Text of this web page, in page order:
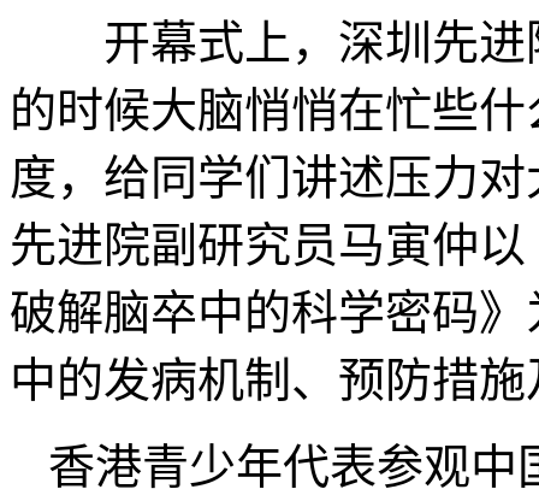
开幕式上，深圳先进
的时候大脑悄悄在忙些
度，给同学们讲述压力
先进院副研究员马寅仲
破解脑卒中的科学密码
中的发病机制、预防措
香港青少年代表参观中